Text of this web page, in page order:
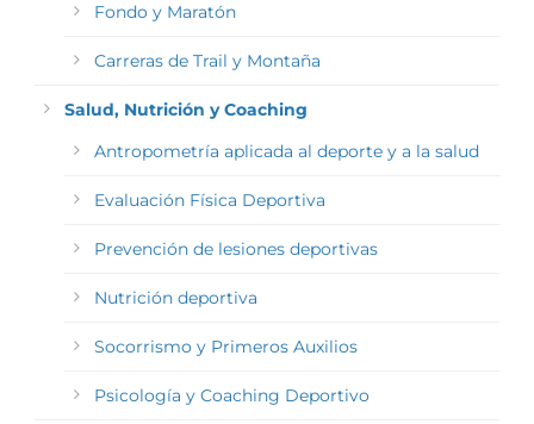
Fondo y Maratón
Carreras de Trail y Montaña
Salud, Nutrición y Coaching
Antropometría aplicada al deporte y a la salud
Evaluación Física Deportiva
Prevención de lesiones deportivas
Nutrición deportiva
Socorrismo y Primeros Auxilios
Psicología y Coaching Deportivo